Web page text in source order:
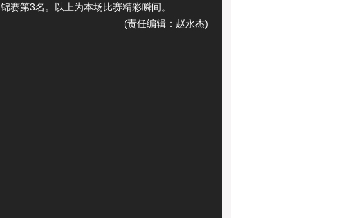
锦赛第3名。以上为本场比赛精彩瞬间。
(责任编辑：赵永杰)